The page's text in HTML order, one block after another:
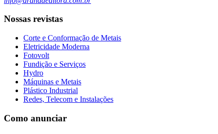
Nossas revistas
Corte e Conformação de Metais
Eletricidade Moderna
Fotovolt
Fundição e Serviços
Hydro
Máquinas e Metais
Plástico Industrial
Redes, Telecom e Instalações
Como anunciar